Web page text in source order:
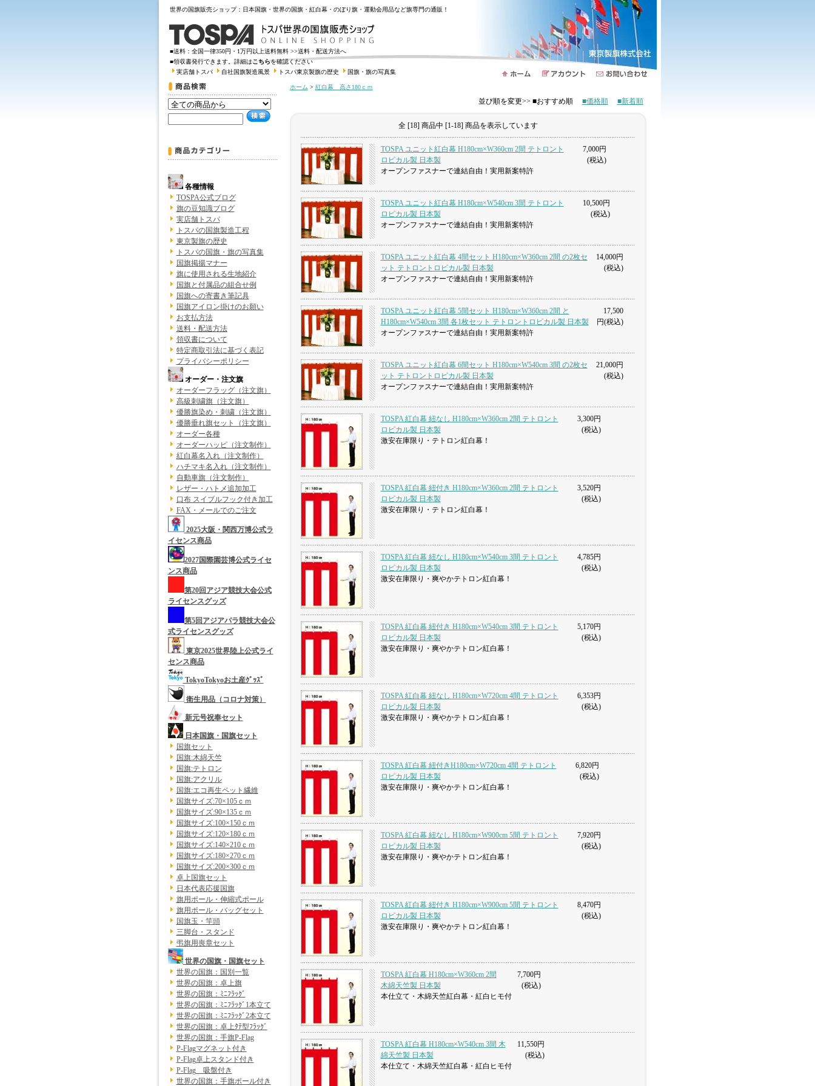
世界の国旗販売ショップ：日本国旗・世界の国旗・紅白幕・のぼり旗・運動会用品など旗専門の通販！
■送料：全国一律350円・1万円以上送料無料 >>送料・配送方法へ
■領収書発行できます。詳細はこちらを確認ください
実店舗トスパ
自社国旗製造風景 トスパ東京製旗の歴史 国旗・旗の写真集
各種情報
TOSPA公式ブログ
旗の豆知識ブログ
実店舗トスパ
トスパの国旗製造工程
東京製旗の歴史
トスパの国旗・旗の写真集
国旗掲揚マナー
旗に使用される生地紹介
国旗と付属品の組合せ例
国旗への寄書き筆記具
国旗アイロン掛けのお願い
お支払方法
送料・配送方法
領収書について
特定商取引法に基づく表記
プライバシーポリシー
オーダー・注文旗
オーダーフラッグ（注文旗）
高級刺繍旗（注文旗）
優勝旗染め・刺繍（注文旗）
優勝垂れ旗セット（注文旗）
オーダー各種
オーダーハッピ（注文制作）
紅白幕名入れ（注文制作）
ハチマキ名入れ（注文制作）
自動車旗（注文制作）
レザー・ハトメ追加加工
口布 スイブルフック付き加工
FAX・メールでのご注文
2025大阪・関西万博公式ラ
イセンス商品
2027国際園芸博公式ライセ
ンス商品
第20回アジア競技大会公式
ライセンスグッズ
第5回アジアパラ競技大会公
式ライセンスグッズ
東京2025世界陸上公式ライ
センス商品
TokyoTokyoお土産ｸﾞｯｽﾞ
衛生用品（コロナ対策）
新元号祝奉セット
日本国旗・国旗セット
国旗セット
国旗:木綿天竺
国旗:テトロン
国旗:アクリル
国旗:エコ再生ペット繊維
国旗サイズ:70×105ｃｍ
国旗サイズ:90×135ｃｍ
国旗サイズ:100×150ｃｍ
国旗サイズ:120×180ｃｍ
国旗サイズ:140×210ｃｍ
国旗サイズ:180×270ｃｍ
国旗サイズ:200×300ｃｍ
卓上国旗セット
日本代表応援国旗
旗用ポール・伸縮式ポール
旗用ポール・バッグセット
国旗玉・竿頭
三脚台・スタンド
弔旗用喪章セット
世界の国旗・国旗セット
世界の国旗：国別一覧
世界の国旗：卓上旗
世界の国旗：ﾐﾆﾌﾗｯｸﾞ
世界の国旗：ﾐﾆﾌﾗｯｸﾞ1本立て
世界の国旗：ﾐﾆﾌﾗｯｸﾞ2本立て
世界の国旗：卓上ﾀﾃ型ﾌﾗｯｸﾞ
世界の国旗：手旗P-Flag
P-Flagマグネット付き
P-Flag卓上スタンド付き
P-Flag 吸盤付き
世界の国旗：手旗ポール付き
ホーム > 紅白幕 高さ180ｃｍ
並び順を変更>> ■おすすめ順 ■価格順 ■新着順
全 [18] 商品中 [1-18] 商品を表示しています
TOSPA ユニット紅白幕 H180cm×W360cm 2間 テトロント
ロピカル製 日本製
7,000円
(税込)
オープンファスナーで連結自由！実用新案特許
TOSPA ユニット紅白幕 H180cm×W540cm 3間 テトロント
ロピカル製 日本製
10,500円
(税込)
オープンファスナーで連結自由！実用新案特許
TOSPA ユニット紅白幕 4間セット H180cm×W360cm 2間 の2枚セ
ット テトロントロピカル製 日本製
14,000円
(税込)
オープンファスナーで連結自由！実用新案特許
TOSPA ユニット紅白幕 5間セット H180cm×W360cm 2間 と
H180cm×W540cm 3間 各1枚セット テトロントロピカル製 日本製
17,500
円(税込)
オープンファスナーで連結自由！実用新案特許
TOSPA ユニット紅白幕 6間セット H180cm×W540cm 3間 の2枚セ
ット テトロントロピカル製 日本製
21,000円
(税込)
オープンファスナーで連結自由！実用新案特許
TOSPA 紅白幕 紐なし H180cm×W360cm 2間 テトロント
ロピカル製 日本製
3,300円
(税込)
激安在庫限り・テトロン紅白幕！
TOSPA 紅白幕 紐付き H180cm×W360cm 2間 テトロント
ロピカル製 日本製
3,520円
(税込)
激安在庫限り・テトロン紅白幕！
TOSPA 紅白幕 紐なし H180cm×W540cm 3間 テトロント
ロピカル製 日本製
4,785円
(税込)
激安在庫限り・爽やかテトロン紅白幕！
TOSPA 紅白幕 紐付き H180cm×W540cm 3間 テトロント
ロピカル製 日本製
5,170円
(税込)
激安在庫限り・爽やかテトロン紅白幕！
TOSPA 紅白幕 紐なし H180cm×W720cm 4間 テトロント
ロピカル製 日本製
6,353円
(税込)
激安在庫限り・爽やかテトロン紅白幕！
TOSPA 紅白幕 紐付きH180cm×W720cm 4間 テトロント
ロピカル製 日本製
6,820円
(税込)
激安在庫限り・爽やかテトロン紅白幕！
TOSPA 紅白幕 紐なし H180cm×W900cm 5間 テトロント
ロピカル製 日本製
7,920円
(税込)
激安在庫限り・爽やかテトロン紅白幕！
TOSPA 紅白幕 紐付き H180cm×W900cm 5間 テトロント
ロピカル製 日本製
8,470円
(税込)
激安在庫限り・爽やかテトロン紅白幕！
TOSPA 紅白幕 H180cm×W360cm 2間
木綿天竺製 日本製
7,700円
(税込)
本仕立て・木綿天竺紅白幕・紅白ヒモ付
TOSPA 紅白幕 H180cm×W540cm 3間 木
綿天竺製 日本製
11,550円
(税込)
本仕立て・木綿天竺紅白幕・紅白ヒモ付